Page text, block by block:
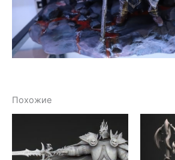
Похожие